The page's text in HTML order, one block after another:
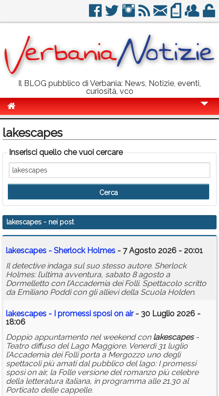
Il BLOG pubblico di Verbania: News, Notizie, eventi,
curiosità, vco
Politica
Sport
Eventi
Info Utili
Rubriche
Calendario
Annunci
lakescapes
Inserisci quello che vuoi cercare
lakescapes - nei post
lakescapes - Sherlock Holmes - 7 Agosto 2026 - 20:01
Il detective indaga sul suo stesso autore. Sherlock
Holmes: l’ultima avventura, sabato 8 agosto a
Dormelletto con l’Accademia dei Folli. Spettacolo scritto
da Emiliano Poddi con gli allievi della Scuola Holden.
lakescapes - I promessi sposi on air- 30 Luglio 2026 -
18:06
Doppio appuntamento nel weekend con lakescapes-
Teatro diffuso del Lago Maggiore. Venerdì 31 luglio
l’Accademia dei Folli porta a Mergozzo uno degli
spettacoli più amati dal pubblico del lago: I promessi
sposi on air, la Folle versione del romanzo più celebre
della letteratura italiana, in programma alle 21.30 al
Porticato delle cappelle.